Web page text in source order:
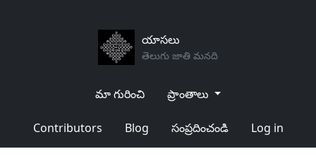
యాసలు
తెలుగు జాతి మనది
మా గురించి ప్రాంతాలు
Contributors Blog సంప్రదించండి Log in